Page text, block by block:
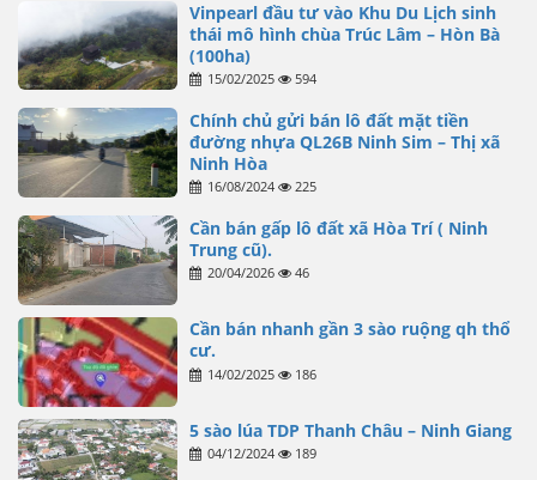
Vinpearl đầu tư vào Khu Du Lịch sinh
thái mô hình chùa Trúc Lâm – Hòn Bà
(100ha)
15/02/2025 594
Chính chủ gửi bán lô đất mặt tiền
đường nhựa QL26B Ninh Sim – Thị xã
Ninh Hòa
16/08/2024 225
Cần bán gấp lô đất xã Hòa Trí ( Ninh
Trung cũ).
20/04/2026 46
Cần bán nhanh gần 3 sào ruộng qh thổ
cư.
14/02/2025 186
5 sào lúa TDP Thanh Châu – Ninh Giang
04/12/2024 189